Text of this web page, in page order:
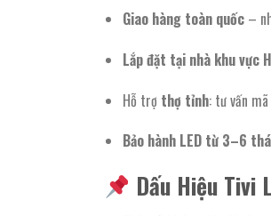
Giao hàng toàn quốc–
Lắp đặt tại nhà khu vực
Hỗ trợ thợ tỉnh: tư vấn
Bảo hành LED từ 3–6
Dấu Hiệu Tivi